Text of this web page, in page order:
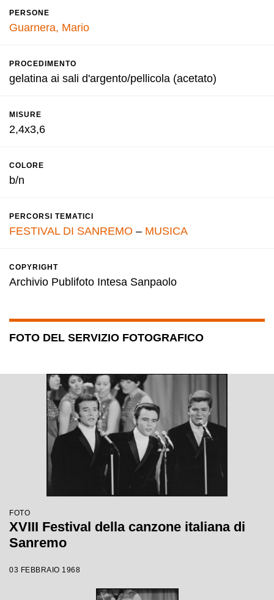
PERSONE
Guarnera, Mario
PROCEDIMENTO
gelatina ai sali d'argento/pellicola (acetato)
MISURE
2,4x3,6
COLORE
b/n
PERCORSI TEMATICI
FESTIVAL DI SANREMO – MUSICA
COPYRIGHT
Archivio Publifoto Intesa Sanpaolo
FOTO DEL SERVIZIO FOTOGRAFICO
FOTO
XVIII Festival della canzone italiana di
Sanremo
03 FEBBRAIO 1968